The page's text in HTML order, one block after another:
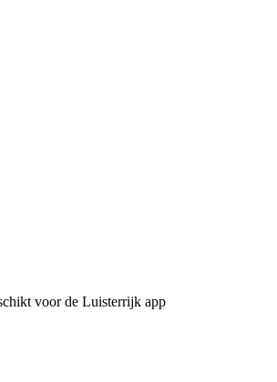
voor de Luisterrijk app